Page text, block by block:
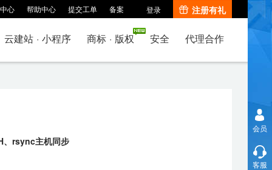
心 帮助中心 提交工单 备案 登录 注册有礼
云建站 · 小程序 商标 · 版权 安全 代理合作
、rsync主机同步
会员
客服